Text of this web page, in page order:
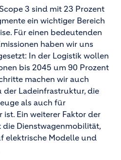
3 sind mit 23 Prozent
ein wichtiger Bereich
Für einen bedeutenden
haben wir uns
In der Logistik wollen
bis 2045 um 90 Prozent
machen wir auch
Ladeinfrastruktur, die
als auch für
Ein weiterer Faktor der
die Dienstwagenmobilität,
elektrische Modelle und